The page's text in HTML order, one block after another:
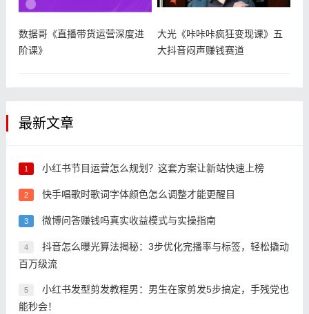
数据哥《直播带货运营深度进
阶课》
大光《咔咔咔疯狂变现课》五
大抖音闷声赚钱赛道
最新文章
1 小红书节目运营怎么规划？这套方案让新站快速上榜
2 快手唱歌时歌词字体颜色怎么调整才能更醒目
3 微博问答赚钱吗真实收益模式与实操指南
4
抖音怎么曝光算法揭秘：3步优化完播率与标签，轻松撬动
百万级流
5
小红书发型剪发教程男：男生在家剪发5步搞定，手残党也
能秒会！